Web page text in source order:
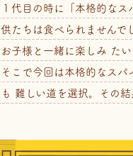
１代目の時に「本格的な
供たちは食べられませんで
お子様と一緒に楽しみ た
そこで今回は本格的なス
も 難しい道を選択。その